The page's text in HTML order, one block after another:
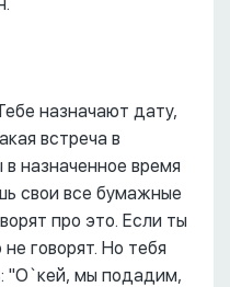
назначают дату,
встреча в
назначенное время
свои все бумажные
про это. Если ты
говорят. Но тебя
"О`кей, мы подадим,